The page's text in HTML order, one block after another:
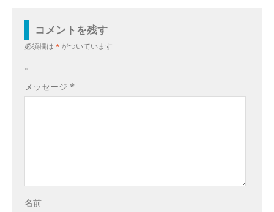
コメントを残す
必須欄は * がついています
。
メッセージ *
名前